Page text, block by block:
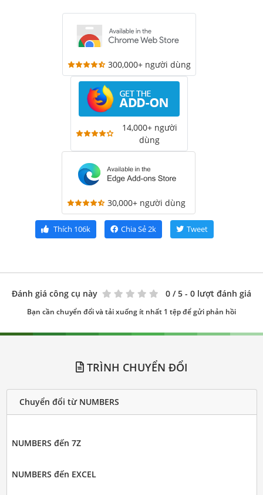
300,000+ người dùng
14,000+ người
dùng
30,000+ người dùng
Thích 106k Chia Sẻ2k Tweet
Đánh giá công cụ này 0 / 5 - 0 lượt đánh giá
Bạn cần chuyển đổi và tải xuống ít nhất 1 tệp để gửi phản hồi
TRÌNH CHUYỂN ĐỔI
Chuyển đổi từ NUMBERS
NUMBERS đến 7Z
NUMBERS đến EXCEL